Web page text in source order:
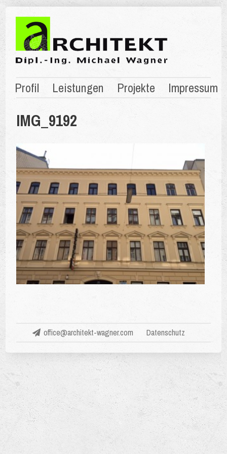
Profil Leistungen Projekte Impressum
IMG_9192
office@architekt-wagner.com Datenschutz